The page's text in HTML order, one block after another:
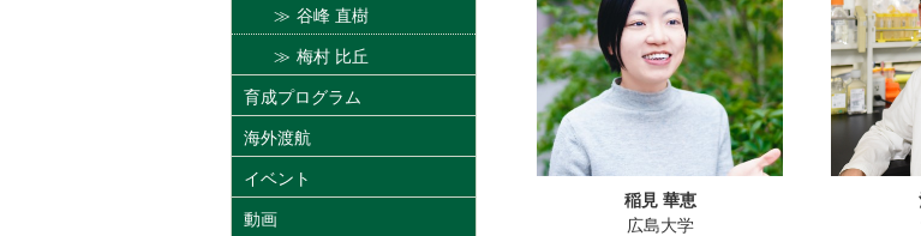
稲見 華恵
広島大学
谷峰 直樹
梅村 比丘
育成プログラム
海外渡航
イベント
動画